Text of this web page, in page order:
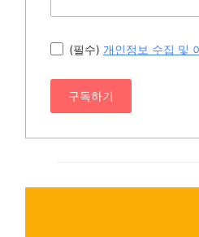
(필수) 개인정보 수집 및
구독하기